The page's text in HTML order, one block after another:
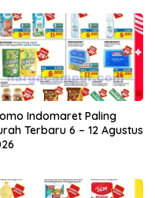
Indomaret Paling
Terbaru 6 – 12 Agustus